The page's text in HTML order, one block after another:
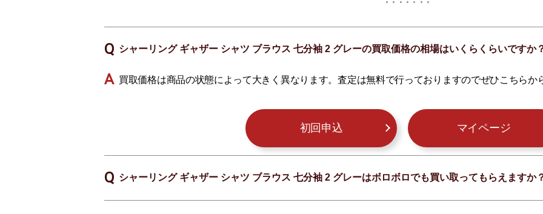
シャーリング ギャザー シャツ ブラウス 七分袖 2 グレーの買取価格の相場はいくらくらいですか
買取価格は商品の状態によって大きく異なります。査定は無料で行っておりますのでぜひこちらか
初回申込 マイページ
シャーリング ギャザー シャツ ブラウス 七分袖 2 グレーはボロボロでも買い取ってもらえますか